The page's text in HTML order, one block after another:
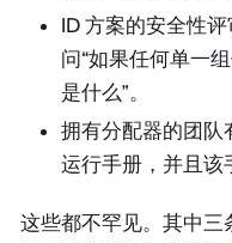
ID 方案的安全性
问“如果任何单一
是什么”。
拥有分配器的团队
运行手册，并且该
这些都不罕见。其中